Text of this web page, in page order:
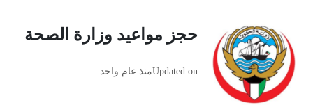
حجز مواعيد وزارة الصحة
Updated onمنذ عام واحد